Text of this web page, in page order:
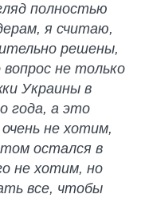
полностью
я считаю,
решены,
не только
Украины в
года, а это
не хотим,
остался в
не хотим, но
все, чтобы